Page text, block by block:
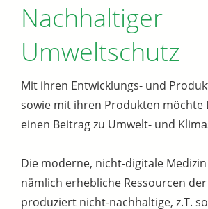
Nachhaltiger
Umweltschutz
Mit ihren Entwicklungs- und
sowie mit ihren Produkten möchte
einen Beitrag zu Umwelt- und
Die moderne, nicht-digitale
nämlich erhebliche Ressourcen
produziert nicht-nachhaltige, z.T.